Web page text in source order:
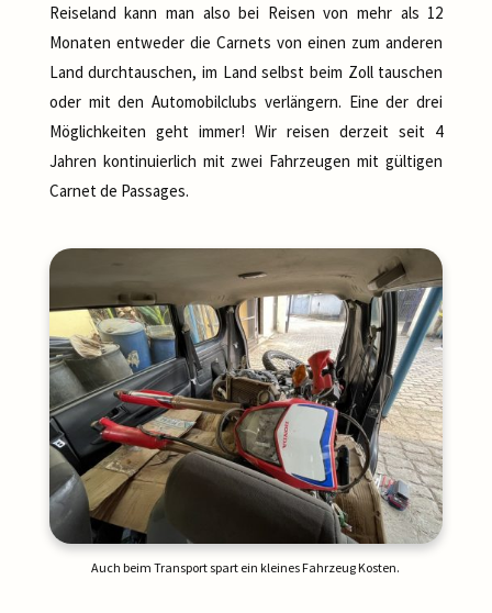
Reiseland kann man also bei Reisen von mehr als 12
Monaten entweder die Carnets von einen zum anderen
Land durchtauschen, im Land selbst beim Zoll tauschen
oder mit den Automobilclubs verlängern. Eine der drei
Möglichkeiten geht immer! Wir reisen derzeit seit 4
Jahren kontinuierlich mit zwei Fahrzeugen mit gültigen
Carnet de Passages.
Auch beim Transport spart ein kleines Fahrzeug Kosten.